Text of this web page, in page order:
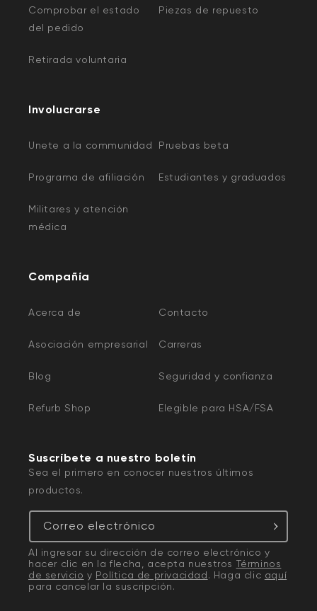
Comprobar el estado
del pedido
Piezas de repuesto
Retirada voluntaria
Involucrarse
Unete a la communidad Pruebas beta
Programa de afiliación Estudiantes y graduados
Militares y atención
médica
Compañía
Acerca de Contacto
Asociación empresarial Carreras
Blog Seguridad y confianza
Refurb Shop Elegible para HSA/FSA
Suscríbete a nuestro boletín
Sea el primero en conocer nuestros últimos
productos.
Correo electrónico
Al ingresar su dirección de correo electrónico y
hacer clic en la flecha, acepta nuestros Términos
de servicio y Política de privacidad. Haga clic aquí
para cancelar la suscripción.